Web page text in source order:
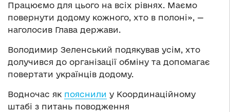
Працюємо для цього на всіх рівнях. Маємо
повернути додому кожного, хто в полоні», —
наголосив Глава держави.
Володимир Зеленський подякував усім, хто
долучився до організації обміну та допомагає
повертати українців додому.
Водночас як пояснили у Координаційному
штабі з питань поводження